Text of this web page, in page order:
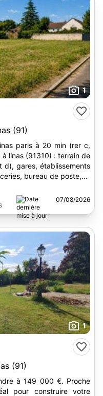
1
(91)
paris à 20 min (rer c,
linas (91310) : terrain de
gares, établissements
bureau de poste,...
07/08/2026
1
(91)
à 149 000 €. Proche
pour construire votre